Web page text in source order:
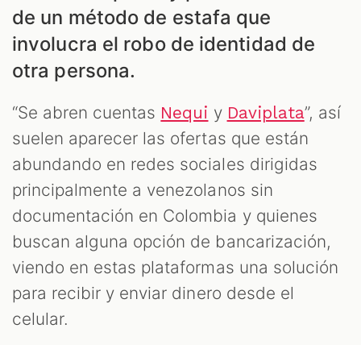
de un método de estafa que
involucra el robo de identidad de
otra persona.
“Se abren cuentas Nequi y Daviplata”, así
suelen aparecer las ofertas que están
abundando en redes sociales dirigidas
principalmente a venezolanos sin
documentación en Colombia y quienes
buscan alguna opción de bancarización,
viendo en estas plataformas una solución
para recibir y enviar dinero desde el
celular.